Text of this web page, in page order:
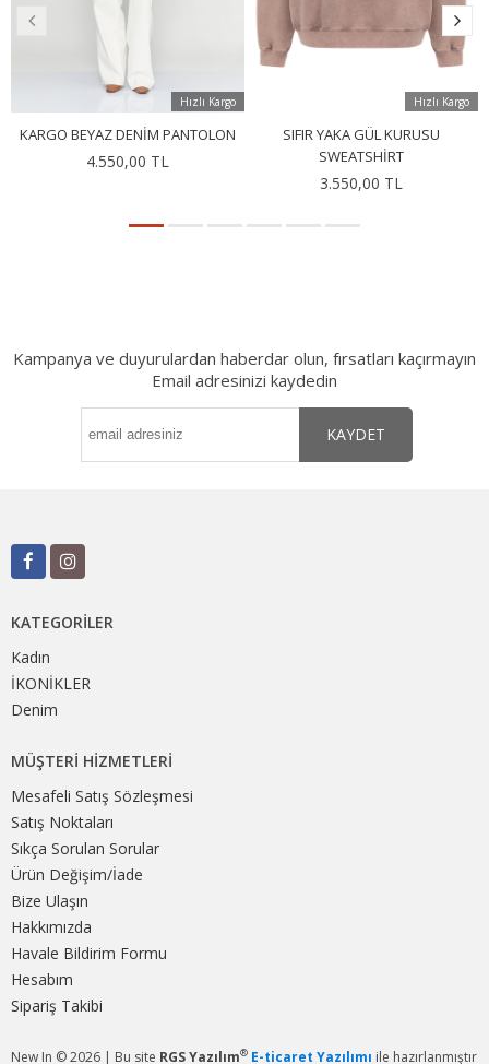
Hızlı Kargo
KARGO BEYAZ DENIM PANTOLON
4.550,00 TL
Hızlı Kargo
SIFIR YAKA GÜL KURUSU
SWEATSHIRT
3.550,00 TL
Kampanya ve duyurulardan haberdar olun, fırsatları kaçırmayın
Email adresinizi kaydedin
KAYDET
KATEGORILER
Kadın
İKONİKLER
Denim
MÜŞTERI HIZMETLERI
Mesafeli Satış Sözleşmesi
Satış Noktaları
Sıkça Sorulan Sorular
Ürün Değişim/İade
Bize Ulaşın
Hakkımızda
Havale Bildirim Formu
Hesabım
Sipariş Takibi
New In © 2026 | Bu site RGS Yazılım® E-ticaret Yazılımı ile hazırlanmıştır